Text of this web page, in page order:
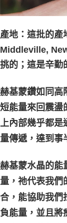
產地：這批的
Middleville,
挑的；這是辛勤
赫基蒙鑽如同高
短能量來回震盪
上內部幾乎都是
量傳遞，達到事
赫基蒙水晶的能
量，祂代表我們
合，能協助我們
負能量，並且將